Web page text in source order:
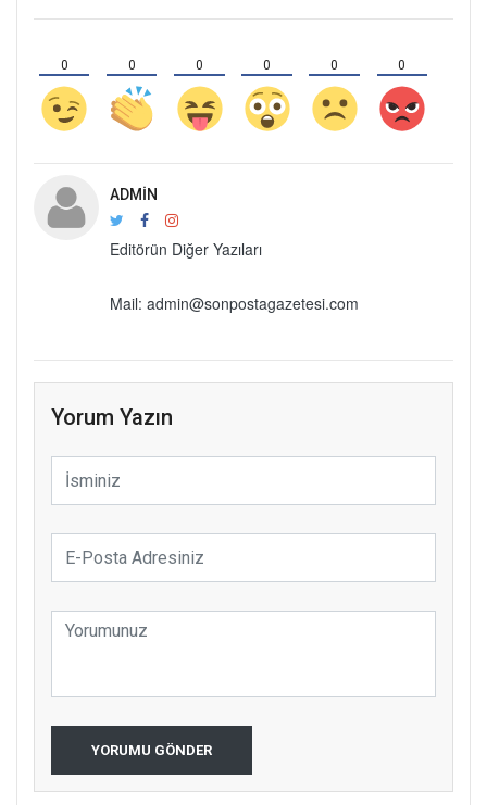
0 0 0 0 0 0
ADMIN
Editörün Diğer Yazıları
Mail: admin@sonpostagazetesi.com
Yorum Yazın
YORUMU GÖNDER